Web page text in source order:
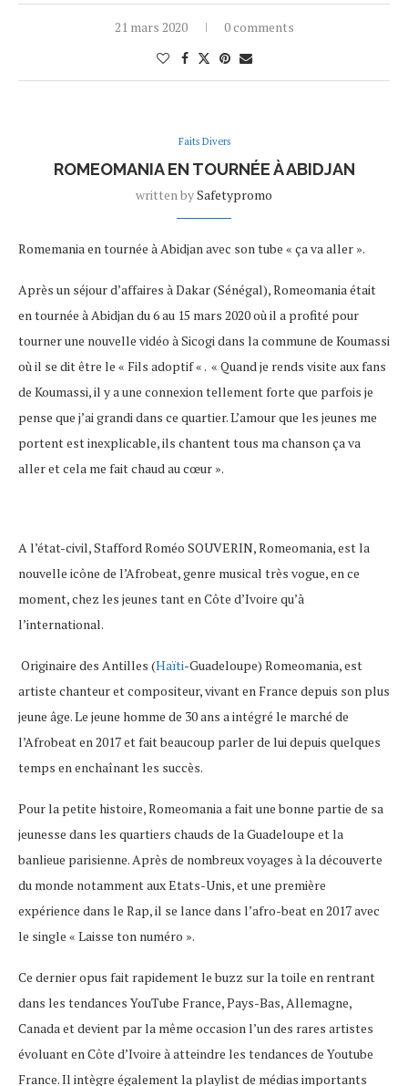
21 mars 2020 0 comments
Faits Divers
ROMEOMANIA EN TOURNÉE À ABIDJAN
written bySafetypromo
Romemania en tournée à Abidjan avec son tube « ça va aller ».
Après un séjour d’affaires à Dakar (Sénégal), Romeomania était
en tournée à Abidjan du 6 au 15 mars 2020 où il a profité pour
tourner une nouvelle vidéo à Sicogi dans la commune de Koumassi
où il se dit être le « Fils adoptif « . « Quand je rends visite aux fans
de Koumassi, il y a une connexion tellement forte que parfois je
pense que j’ai grandi dans ce quartier. L’amour que les jeunes me
portent est inexplicable, ils chantent tous ma chanson ça va
aller et cela me fait chaud au cœur ».
A l’état-civil, Stafford Roméo SOUVERIN, Romeomania, est la
nouvelle icône de l’Afrobeat, genre musical très vogue, en ce
moment, chez les jeunes tant en Côte d’Ivoire qu’à
l’international.
Originaire des Antilles (Haïti-Guadeloupe) Romeomania, est
artiste chanteur et compositeur, vivant en France depuis son plus
jeune âge. Le jeune homme de 30 ans a intégré le marché de
l’Afrobeat en 2017 et fait beaucoup parler de lui depuis quelques
temps en enchaînant les succès.
Pour la petite histoire, Romeomania a fait une bonne partie de sa
jeunesse dans les quartiers chauds de la Guadeloupe et la
banlieue parisienne. Après de nombreux voyages à la découverte
du monde notamment aux Etats-Unis, et une première
expérience dans le Rap, il se lance dans l’afro-beat en 2017 avec
le single « Laisse ton numéro ».
Ce dernier opus fait rapidement le buzz sur la toile en rentrant
dans les tendances YouTube France, Pays-Bas, Allemagne,
Canada et devient par la même occasion l’un des rares artistes
évoluant en Côte d’Ivoire à atteindre les tendances de Youtube
France. Il intègre également la playlist de médias importants